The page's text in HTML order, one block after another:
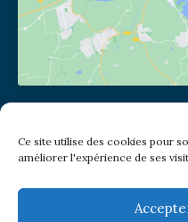
Ce site utilise des cookies pour
améliorer l'expérience de ses
(pas de courrier à cette
2 place Jules Joffrin - 75018
Metro: Jules Joffrin ou
Bus : Mairie du XVIII